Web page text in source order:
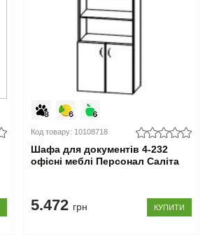
Код товару: 10108718
Шафа для документів 4-232
офісні меблі Персонал Саліта
5.472 грн КУПИТИ